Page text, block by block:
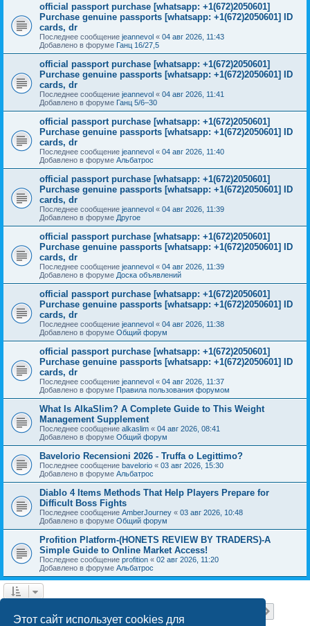
Этот сайт использует cookies для
official passport purchase [whatsapp: +1(672)2050601]
Purchase genuine passports [whatsapp: +1(672)2050601] ID
cards, dr
Последнее сообщение jeannevol « 04 авг 2026, 11:43
Добавлено в форуме Ганц 16/27,5
official passport purchase [whatsapp: +1(672)2050601]
Purchase genuine passports [whatsapp: +1(672)2050601] ID
cards, dr
Последнее сообщение jeannevol « 04 авг 2026, 11:41
Добавлено в форуме Ганц 5/6–30
official passport purchase [whatsapp: +1(672)2050601]
Purchase genuine passports [whatsapp: +1(672)2050601] ID
cards, dr
Последнее сообщение jeannevol « 04 авг 2026, 11:40
Добавлено в форуме Альбатрос
official passport purchase [whatsapp: +1(672)2050601]
Purchase genuine passports [whatsapp: +1(672)2050601] ID
cards, dr
Последнее сообщение jeannevol « 04 авг 2026, 11:39
Добавлено в форуме Другое
official passport purchase [whatsapp: +1(672)2050601]
Purchase genuine passports [whatsapp: +1(672)2050601] ID
cards, dr
Последнее сообщение jeannevol « 04 авг 2026, 11:39
Добавлено в форуме Доска объявлений
official passport purchase [whatsapp: +1(672)2050601]
Purchase genuine passports [whatsapp: +1(672)2050601] ID
cards, dr
Последнее сообщение jeannevol « 04 авг 2026, 11:38
Добавлено в форуме Общий форум
official passport purchase [whatsapp: +1(672)2050601]
Purchase genuine passports [whatsapp: +1(672)2050601] ID
cards, dr
Последнее сообщение jeannevol « 04 авг 2026, 11:37
Добавлено в форуме Правила пользования форумом
What Is AlkaSlim? A Complete Guide to This Weight
Management Supplement
Последнее сообщение alkaslim « 04 авг 2026, 08:41
Добавлено в форуме Общий форум
Bavelorio Recensioni 2026 - Truffa o Legittimo?
Последнее сообщение bavelorio « 03 авг 2026, 15:30
Добавлено в форуме Альбатрос
Diablo 4 Items Methods That Help Players Prepare for
Difficult Boss Fights
Последнее сообщение AmberJourney « 03 авг 2026, 10:48
Добавлено в форуме Общий форум
Profition Platform-(HONETS REVIEW BY TRADERS)-A
Simple Guide to Online Market Access!
Последнее сообщение profition « 02 авг 2026, 11:20
Добавлено в форуме Альбатрос